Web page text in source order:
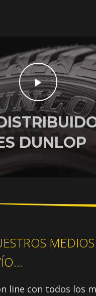
DUNLOP
line con todos los